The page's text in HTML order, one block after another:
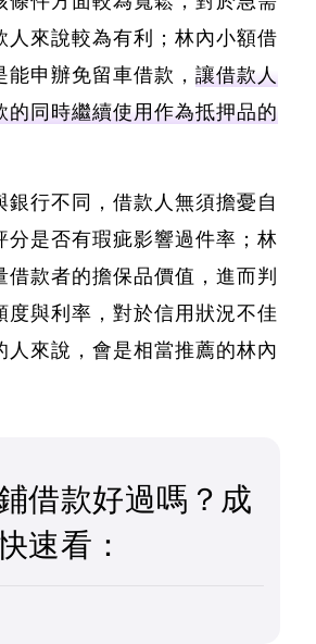
來說較為有利
；林內小額借
申辦免留車借款， 讓借款人
的同時繼續使用作為抵押品的
銀行不同，借款人無須擔憂自
是否有瑕疵影響過件率； 林
借款者的擔保品價值，進而判
度與利率 ，對於信用狀況不佳
人來說，會是相當推薦的林內
借款好過嗎？成
速看：